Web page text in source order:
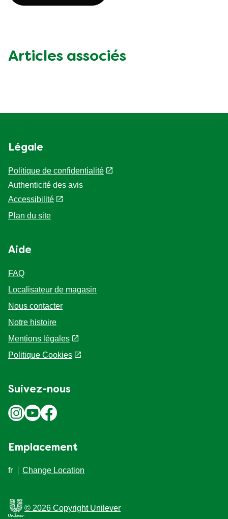
Articles associés
Légale
Politique de confidentialité
Authenticité des avis
Accessibilité
Plan du site
Aide
FAQ
Localisateur de magasin
Nous contacter
Notre histoire
Mentions légales
Politique Cookies
Suivez-nous
Emplacement
fr Change Location
© 2026 Copyright Unilever